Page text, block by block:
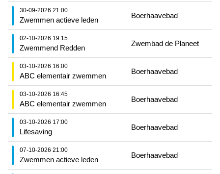
30-09-2026 21:00
Zwemmen actieve leden
Boerhaavebad
02-10-2026 19:15
Zwemmend Redden
Zwembad de Planeet
03-10-2026 16:00
ABC elementair zwemmen
Boerhaavebad
03-10-2026 16:45
ABC elementair zwemmen
Boerhaavebad
03-10-2026 17:00
Lifesaving
Boerhaavebad
07-10-2026 21:00
Zwemmen actieve leden
Boerhaavebad